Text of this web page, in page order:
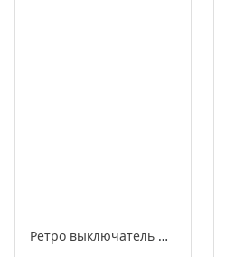
Ретро выключатель фарфоровый поворотный на 4 положения двухклавишный, серия «МезонинЪ», разборная конструкция